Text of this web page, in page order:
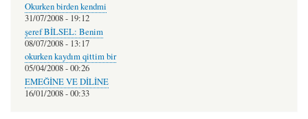
Okurken birden kendmi
31/07/2008 - 19:12
şeref BİLSEL: Benim
08/07/2008 - 13:17
okurken kaydım qittim bir
05/04/2008 - 00:26
EMEĞİNE VE DİLİNE
16/01/2008 - 00:33